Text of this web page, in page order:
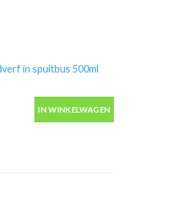
in spuitbus 500ml
in spuitbus 500ml aantal
IN WINKELWAGEN